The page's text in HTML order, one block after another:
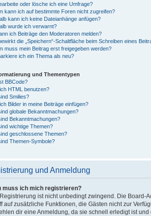
oder lösche ich eine Umfrage?
kann ich auf bestimmte Foren nicht zugreifen?
kann ich keine Dateianhänge anfügen?
wurde ich verwarnt?
ich Beiträge den Moderatoren melden?
die „Speichern“-Schaltfläche beim Schreiben eines
muss mein Beitrag erst freigegeben werden?
ich ein Thema als neu?
und Thementypen
BBCode?
HTML benutzen?
Smilies?
Bilder in meine Beiträge einfügen?
globale Bekanntmachungen?
Bekanntmachungen?
wichtige Themen?
geschlossene Themen?
Themen-Symbole?
und Anmeldung
muss ich mich registrieren?
ist nicht unbedingt zwingend. Die Board-
auf zusätzliche Funktionen, die Gästen nicht zur
dir eine Anmeldung, da sie schnell erledigt ist und